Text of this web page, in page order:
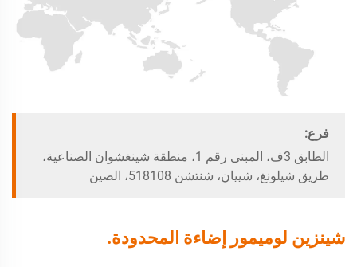
فرع:
الطابق 3ف، المبنى رقم 1، منطقة شينغشوان الصناعية،
طريق شيلونغ، شييان، شنتشن 518108، الصين
شينزين لوميمور إضاءة المحدودة.